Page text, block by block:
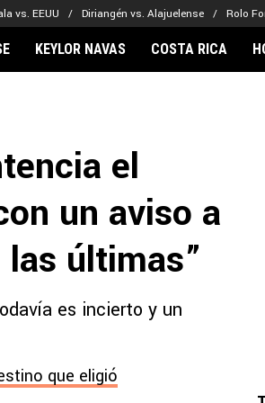
vs. EEUU Diriangén vs. Alajuelense Rolo
Alajuelense
Comunicaciones
Olimpia
Real Estelí
Real Madrid
KEYLOR NAVAS COSTA RICA
el
un aviso a
últimas”
es incierto y un
que eligió